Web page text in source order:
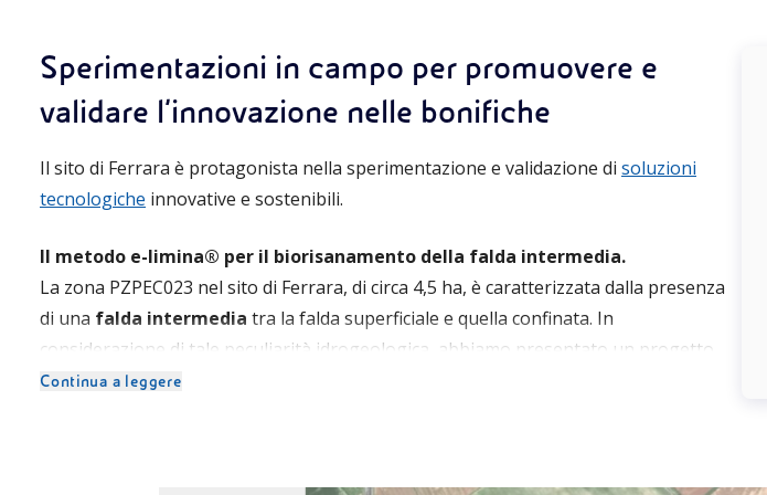
Sperimentazioni in campo per promuovere e
validare l’innovazione nelle bonifiche
Il sito di Ferrara è protagonista nella sperimentazione e validazione di soluzioni
tecnologiche innovative e sostenibili.
Il metodo e-limina® per il biorisanamento della falda intermedia.
La zona PZPEC023 nel sito di Ferrara, di circa 4,5 ha, è caratterizzata dalla presenza
di una falda intermedia tra la falda superficiale e quella confinata. In
considerazione di tale peculiarità idrogeologica, abbiamo presentato un progetto
per l’applicazione di
Continua a leggere